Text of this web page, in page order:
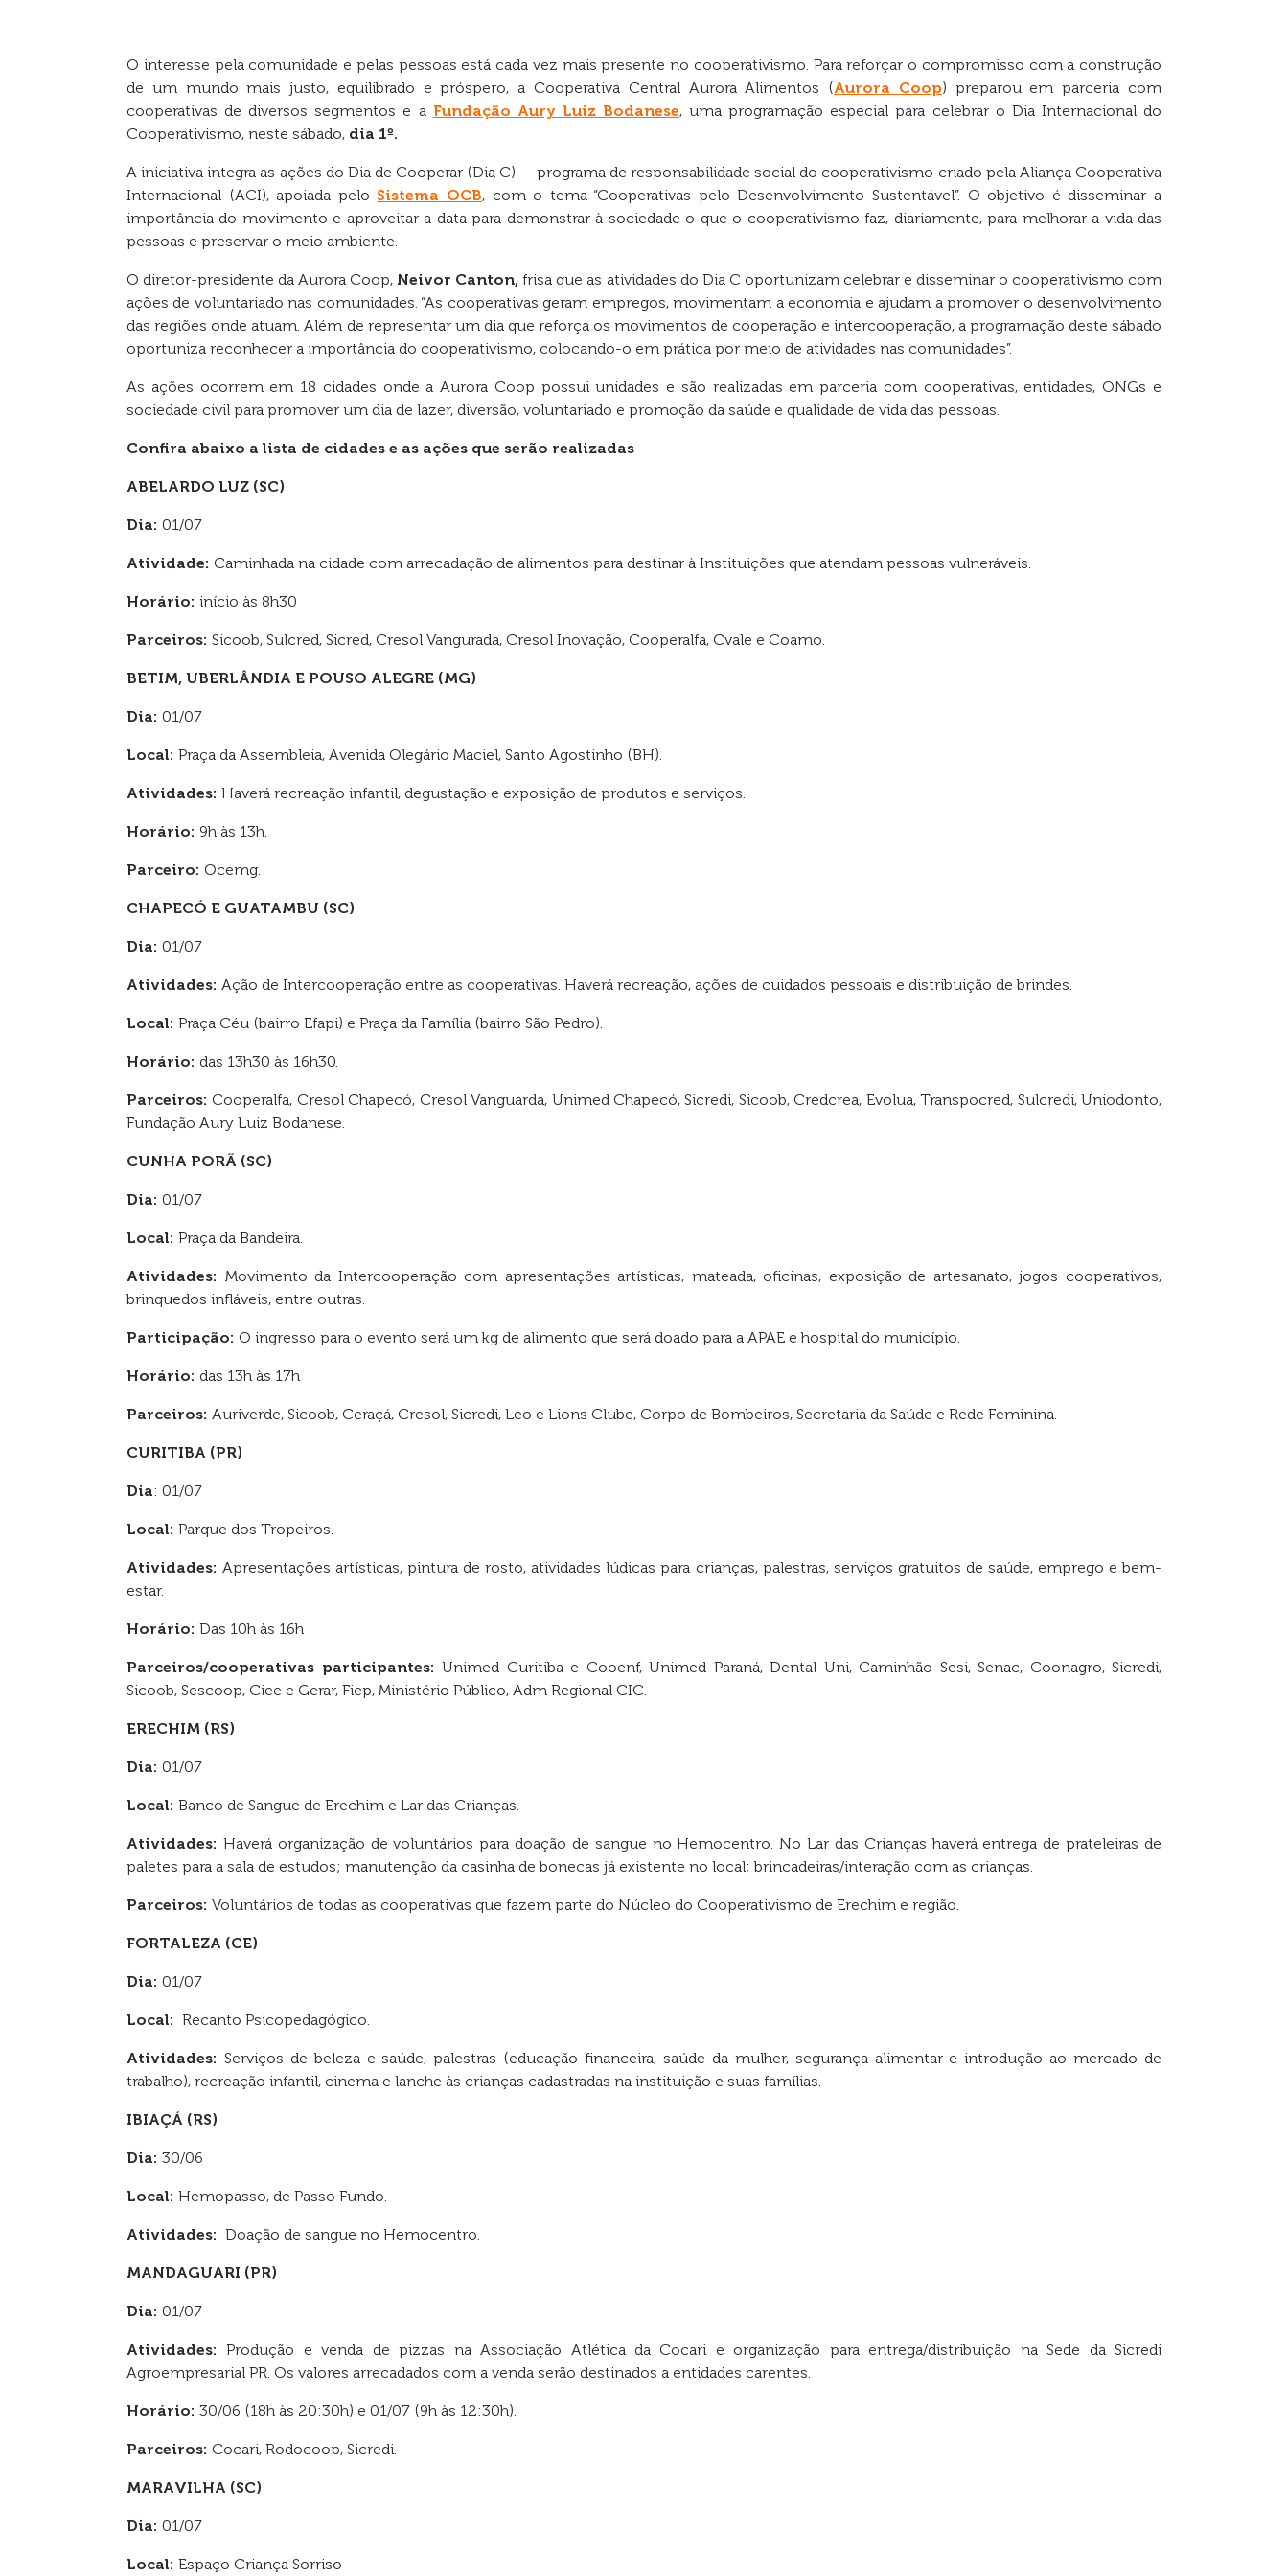
O interesse pela comunidade e pelas pessoas está cada vez mais presente no cooperativismo. Para reforçar o compromisso com a construção
de um mundo mais justo, equilibrado e próspero, a Cooperativa Central Aurora Alimentos (Aurora Coop) preparou em parceria com
cooperativas de diversos segmentos e a Fundação Aury Luiz Bodanese, uma programação especial para celebrar o Dia Internacional do
Cooperativismo, neste sábado, dia 1º.
A iniciativa integra as ações do Dia de Cooperar (Dia C) — programa de responsabilidade social do cooperativismo criado pela Aliança Cooperativa
Internacional (ACI), apoiada pelo Sistema OCB, com o tema “Cooperativas pelo Desenvolvimento Sustentável”. O objetivo é disseminar a
importância do movimento e aproveitar a data para demonstrar à sociedade o que o cooperativismo faz, diariamente, para melhorar a vida das
pessoas e preservar o meio ambiente.
O diretor-presidente da Aurora Coop, Neivor Canton,frisa que as atividades do Dia C oportunizam celebrar e disseminar o cooperativismo com
ações de voluntariado nas comunidades. “As cooperativas geram empregos, movimentam a economia e ajudam a promover o desenvolvimento
das regiões onde atuam. Além de representar um dia que reforça os movimentos de cooperação e intercooperação, a programação deste sábado
oportuniza reconhecer a importância do cooperativismo, colocando-o em prática por meio de atividades nas comunidades”.
As ações ocorrem em 18 cidades onde a Aurora Coop possui unidades e são realizadas em parceria com cooperativas, entidades, ONGs e
sociedade civil para promover um dia de lazer, diversão, voluntariado e promoção da saúde e qualidade de vida das pessoas.
Confira abaixo a lista de cidades e as ações que serão realizadas
ABELARDO LUZ (SC)
Dia: 01/07
Atividade: Caminhada na cidade com arrecadação de alimentos para destinar à Instituições que atendam pessoas vulneráveis.
Horário: início às 8h30
Parceiros: Sicoob, Sulcred, Sicred, Cresol Vangurada, Cresol Inovação, Cooperalfa, Cvale e Coamo.
BETIM, UBERLÂNDIA E POUSO ALEGRE (MG)
Dia: 01/07
Local: Praça da Assembleia, Avenida Olegário Maciel, Santo Agostinho (BH).
Atividades: Haverá recreação infantil, degustação e exposição de produtos e serviços.
Horário: 9h às 13h.
Parceiro: Ocemg.
CHAPECÓ E GUATAMBU (SC)
Dia: 01/07
Atividades: Ação de Intercooperação entre as cooperativas. Haverá recreação, ações de cuidados pessoais e distribuição de brindes.
Local: Praça Céu (bairro Efapi) e Praça da Família (bairro São Pedro).
Horário: das 13h30 às 16h30.
Parceiros: Cooperalfa, Cresol Chapecó, Cresol Vanguarda, Unimed Chapecó, Sicredi, Sicoob, Credcrea, Evolua, Transpocred, Sulcredi, Uniodonto,
Fundação Aury Luiz Bodanese.
CUNHA PORÃ (SC)
Dia: 01/07
Local: Praça da Bandeira.
Atividades: Movimento da Intercooperação com apresentações artísticas, mateada, oficinas, exposição de artesanato, jogos cooperativos,
brinquedos infláveis, entre outras.
Participação: O ingresso para o evento será um kg de alimento que será doado para a APAE e hospital do município.
Horário: das 13h às 17h
Parceiros: Auriverde, Sicoob, Ceraçá, Cresol, Sicredi, Leo e Lions Clube, Corpo de Bombeiros, Secretaria da Saúde e Rede Feminina.
CURITIBA (PR)
Dia: 01/07
Local: Parque dos Tropeiros.
Atividades: Apresentações artísticas, pintura de rosto, atividades lúdicas para crianças, palestras, serviços gratuitos de saúde, emprego e bem-
estar.
Horário: Das 10h às 16h
Parceiros/cooperativas participantes: Unimed Curitiba e Cooenf, Unimed Paraná, Dental Uni, Caminhão Sesi, Senac, Coonagro, Sicredi,
Sicoob, Sescoop, Ciee e Gerar, Fiep, Ministério Público, Adm Regional CIC.
ERECHIM (RS)
Dia: 01/07
Local: Banco de Sangue de Erechim e Lar das Crianças.
Atividades: Haverá organização de voluntários para doação de sangue no Hemocentro. No Lar das Crianças haverá entrega de prateleiras de
paletes para a sala de estudos; manutenção da casinha de bonecas já existente no local; brincadeiras/interação com as crianças.
Parceiros: Voluntários de todas as cooperativas que fazem parte do Núcleo do Cooperativismo de Erechim e região.
FORTALEZA (CE)
Dia: 01/07
Local: Recanto Psicopedagógico.
Atividades: Serviços de beleza e saúde, palestras (educação financeira, saúde da mulher, segurança alimentar e introdução ao mercado de
trabalho), recreação infantil, cinema e lanche às crianças cadastradas na instituição e suas famílias.
IBIAÇÁ (RS)
Dia: 30/06
Local: Hemopasso, de Passo Fundo.
Atividades: Doação de sangue no Hemocentro.
MANDAGUARI (PR)
Dia: 01/07
Atividades: Produção e venda de pizzas na Associação Atlética da Cocari e organização para entrega/distribuição na Sede da Sicredi
Agroempresarial PR. Os valores arrecadados com a venda serão destinados a entidades carentes.
Horário: 30/06 (18h às 20:30h) e 01/07 (9h às 12:30h).
Parceiros: Cocari, Rodocoop, Sicredi.
MARAVILHA (SC)
Dia: 01/07
Local: Espaço Criança Sorriso